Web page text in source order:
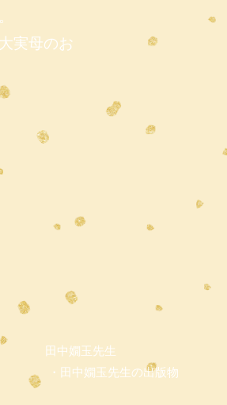
実母のお
田中嫺玉先生
・田中嫺玉先生の出版物